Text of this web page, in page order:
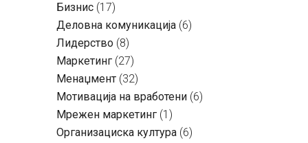
Бизнис (17)
Деловна комуникација (6)
Лидерство (8)
Маркетинг (27)
Менаџмент (32)
Мотивација на вработени (6)
Мрежен маркетинг (1)
Организациска култура (6)